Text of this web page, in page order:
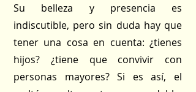
Su belleza y presencia es
indiscutible, pero sin duda hay que
tener una cosa en cuenta: ¿tienes
hijos? ¿tiene que convivir con
personas mayores? Si es así, el